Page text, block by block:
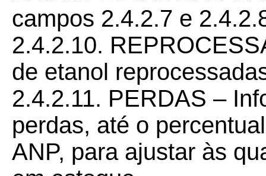
campos 2.4.2.7 e
2.4.2.10.
de etanol
2.4.2.11. PERDAS –
perdas, até o
ANP, para ajustar às